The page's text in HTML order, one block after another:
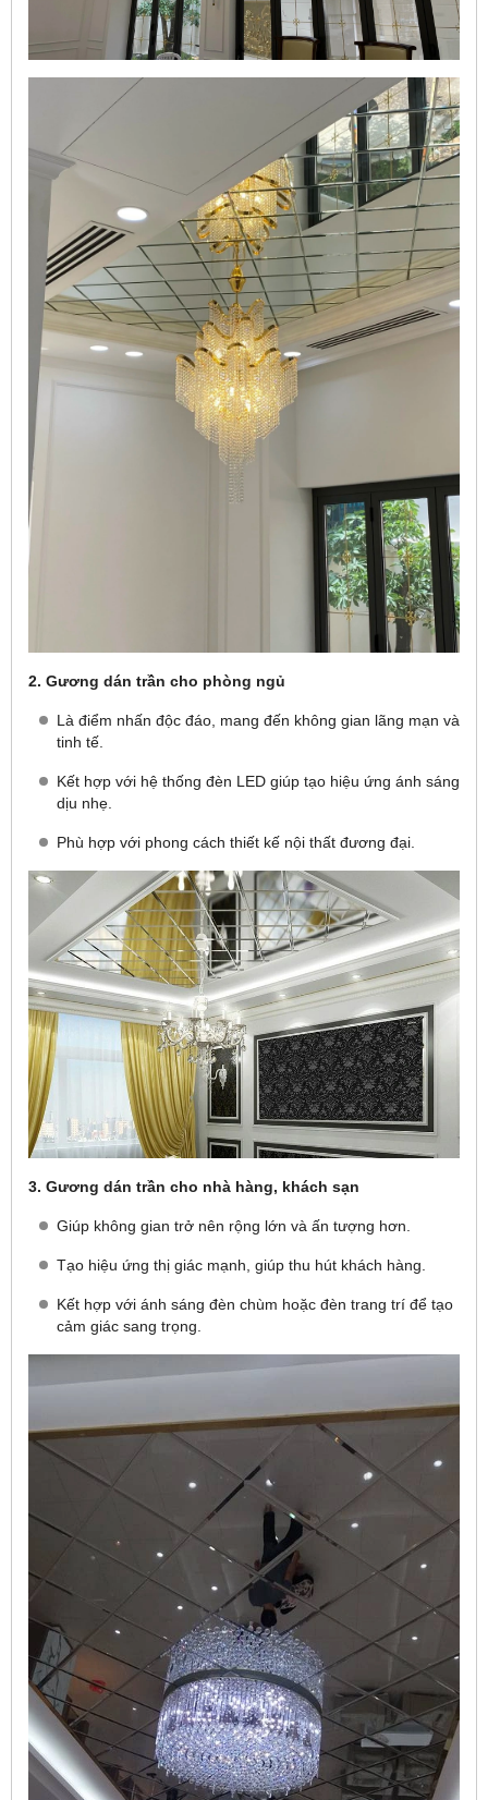
2. Gương dán trần cho phòng ngủ
Là điểm nhấn độc đáo, mang đến không gian lãng mạn và
tinh tế.
Kết hợp với hệ thống đèn LED giúp tạo hiệu ứng ánh sáng
dịu nhẹ.
Phù hợp với phong cách thiết kế nội thất đương đại.
3. Gương dán trần cho nhà hàng, khách sạn
Giúp không gian trở nên rộng lớn và ấn tượng hơn.
Tạo hiệu ứng thị giác mạnh, giúp thu hút khách hàng.
Kết hợp với ánh sáng đèn chùm hoặc đèn trang trí để tạo
cảm giác sang trọng.